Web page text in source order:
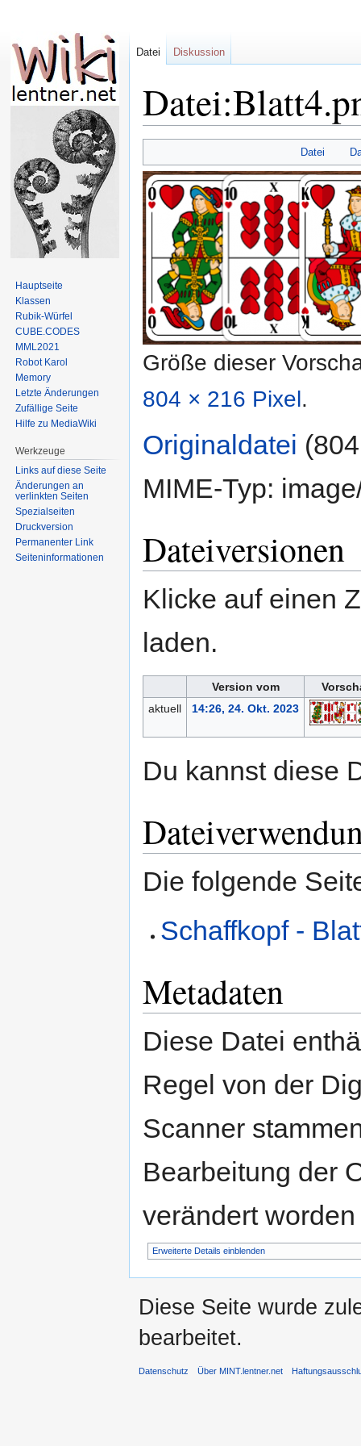
Navigation
springen
Suche
springen
Datei
Größe dieser
804 × 216 Pixel.
Originaldatei
MIME-Typ:
Dateiversionen
Klicke auf einen
laden.
Version vom
aktuell
14:26, 24. Okt. 2023
Du kannst diese
Die folgende
Schaffkopf -
Metadaten
Diese Datei
Regel von der
Scanner
Bearbeitung der
verändert
Erweiterte Details einblenden
Datei Diskussion
Hauptseite
Klassen
Rubik-Würfel
CUBE.CODES
MML2021
Robot Karol
Memory
Letzte Änderungen
Zufällige Seite
Hilfe zu MediaWiki
Werkzeuge
Links auf diese Seite
Änderungen an
verlinkten Seiten
Spezialseiten
Druckversion
Permanenter Link
Seiten­informationen
Diese Seite wurde
bearbeitet.
Datenschutz Über MINT.lentner.net